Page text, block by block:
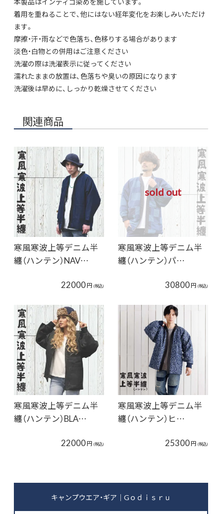
着用を重ねることで、他にはない経年変化をお楽しみいただけ
ます。
摩擦・汗・雨などで色落ち、色移りする場合があります
淡色・白物との併用はご注意ください
洗濯の際は洗濯表示に従ってください
濡れたままの放置は、色落ちや臭いの原因になります
洗濯後は早めに、しっかり乾燥させてください
関連商品
寒風寒波上等デニム半
纏（ハンテン）NAV…
22000円 (税込)
sold out
寒風寒波上等デニム半
纏（ハンテン）パ…
30800円 (税込)
寒風寒波上等デニム半
纏（ハンテン）BLA…
22000円 (税込)
寒風寒波上等デニム半
纏（ハンテン）ヒ…
25300円 (税込)
キャンプウエア・ギア｜Gｏｄｉｓｒｕ